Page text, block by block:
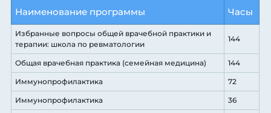
Наименование программы Часы
Избранные вопросы общей врачебной практики и
терапии: школа по ревматологии
144
Общая врачебная практика (семейная медицина) 144
Иммунопрофилактика 72
Иммунопрофилактика 36